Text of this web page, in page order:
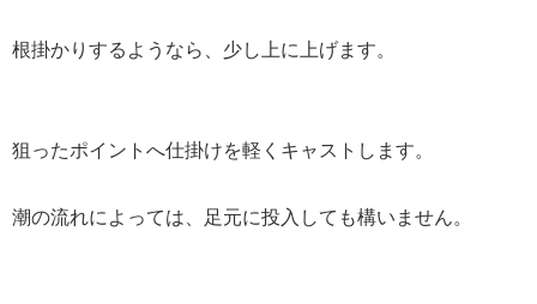
根掛かりするようなら、少し上に上げます。
狙ったポイントへ仕掛けを軽くキャストします。
潮の流れによっては、足元に投入しても構いません。